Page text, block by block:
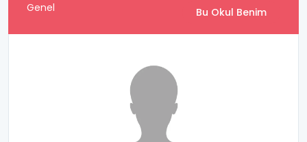
Genel Bu Okul Benim